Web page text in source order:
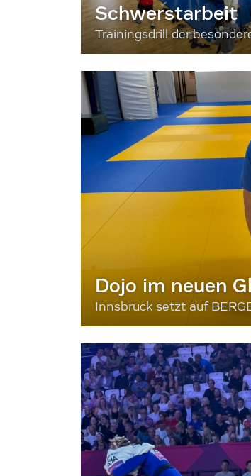
Schwerstarbeit
Trainingsdrill der
Dojo im neuen
Innsbruck setzt auf